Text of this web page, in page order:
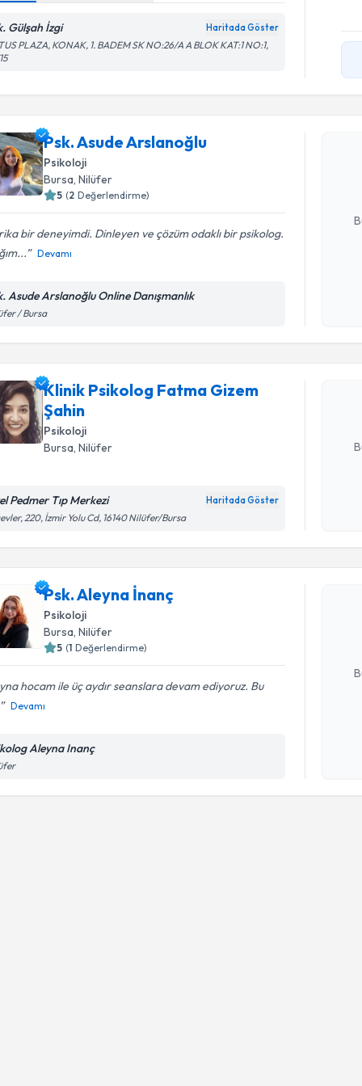
Gülşah İzgi Haritada Göster
PLAZA, KONAK, 1. BADEM SK NO:26/A A BLOK KAT:1 NO:1,
Psk. Asude Arslanoğlu
Psikoloji
Bursa , Nilüfer
5 (2 Değerlendirme)
bir deneyimdi. Dinleyen ve çözüm odaklı bir psikolog.
Devamı
Asude Arslanoğlu Online Danışmanlık
/ Bursa
Psk.
Klinik Psikolog Fatma Gizem
Şahin
Psikoloji
Bursa , Nilüfer
Pedmer Tıp Merkezi Haritada Göster
220, İzmir Yolu Cd, 16140 Nilüfer/Bursa
Klinik
talebi
Psk. Aleyna İnanç
Psikoloji
Bursa , Nilüfer
5 (1 Değerlendirme)
hocam ile üç aydır seanslara devam ediyoruz. Bu
Devamı
Aleyna Inanç
Randevu
Psk.